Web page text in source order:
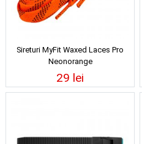
Sireturi MyFit Waxed Laces Pro
Neonorange
29 lei